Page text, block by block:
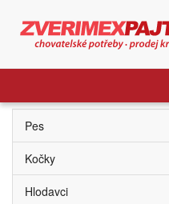
Pes
Kočky
Hlodavci